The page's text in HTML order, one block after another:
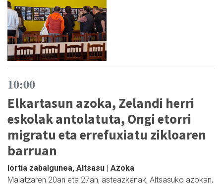
10:00
Elkartasun azoka, Zelandi herri
eskolak antolatuta, Ongi etorri
migratu eta errefuxiatu zikloaren
barruan
Iortia zabalgunea, Altsasu | Azoka
Maiatzaren 20an eta 27an, asteazkenak, Altsasuko azokan,